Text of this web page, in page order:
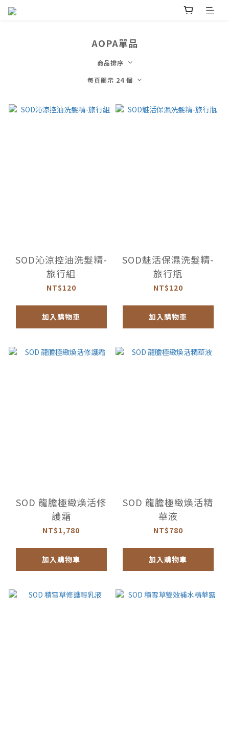
AOPA單品
商品排序
每頁顯示 24 個
SOD沁涼控油洗髮精-
旅行組
NT$120
加入購物車
SOD魅活保濕洗髮精-
旅行瓶
NT$120
加入購物車
SOD 龍膽極緻煥活修
護霜
NT$1,780
加入購物車
SOD 龍膽極緻煥活精
華液
NT$780
加入購物車